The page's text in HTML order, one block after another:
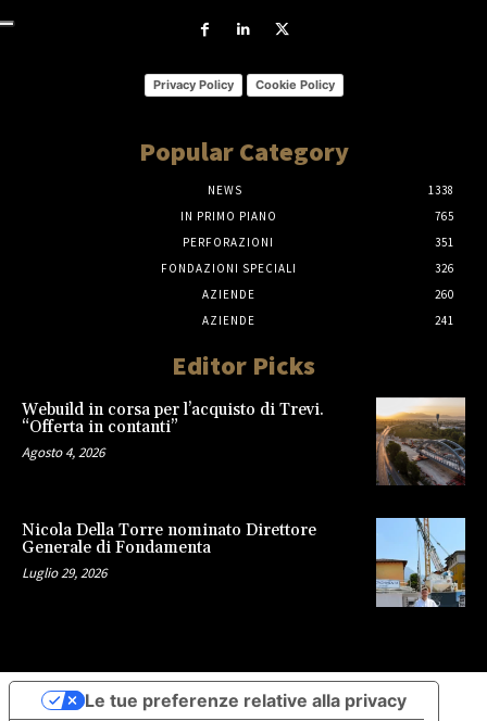
Privacy Policy Cookie Policy
Popular Category
NEWS
1338
IN PRIMO PIANO
765
PERFORAZIONI
351
FONDAZIONI SPECIALI
326
AZIENDE
260
AZIENDE
241
Editor Picks
Webuild in corsa per l’acquisto di Trevi.
“Offerta in contanti”
Agosto 4, 2026
Nicola Della Torre nominato Direttore
Generale di Fondamenta
Luglio 29, 2026
Le tue preferenze relative alla privacy